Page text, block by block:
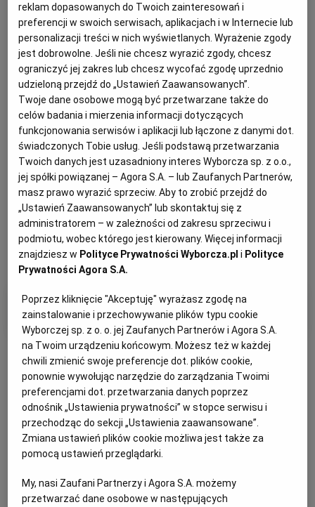
Oferty pracy w Olsztynie
Filtry i kategorie
Otrzymuj wiadomości z najnowszymi ogłoszeniami
spełniającymi wybrane przez Ciebie kryteria.
Ustaw alert
reklam dopasowanych do Twoich zainteresowań i
preferencji w swoich serwisach, aplikacjach i w Internecie lub
personalizacji treści w nich wyświetlanych. Wyrażenie zgody
jest dobrowolne. Jeśli nie chcesz wyrazić zgody, chcesz
ograniczyć jej zakres lub chcesz wycofać zgodę uprzednio
udzieloną przejdź do „Ustawień Zaawansowanych”.
Twoje dane osobowe mogą być przetwarzane także do
celów badania i mierzenia informacji dotyczących
funkcjonowania serwisów i aplikacji lub łączone z danymi dot.
świadczonych Tobie usług. Jeśli podstawą przetwarzania
Twoich danych jest uzasadniony interes Wyborcza sp. z o.o.,
jej spółki powiązanej – Agora S.A. – lub Zaufanych Partnerów,
masz prawo wyrazić sprzeciw. Aby to zrobić przejdź do
„Ustawień Zaawansowanych” lub skontaktuj się z
administratorem – w zależności od zakresu sprzeciwu i
podmiotu, wobec którego jest kierowany. Więcej informacji
znajdziesz w Polityce Prywatności Wyborcza.pl i Polityce
Prywatności Agora S.A.
Poprzez kliknięcie "Akceptuję" wyrażasz zgodę na
zainstalowanie i przechowywanie plików typu cookie
Wyborczej sp. z o. o. jej Zaufanych Partnerów i Agora S.A.
na Twoim urządzeniu końcowym. Możesz też w każdej
chwili zmienić swoje preferencje dot. plików cookie,
ponownie wywołując narzędzie do zarządzania Twoimi
preferencjami dot. przetwarzania danych poprzez
odnośnik „Ustawienia prywatności” w stopce serwisu i
przechodząc do sekcji „Ustawienia zaawansowane”.
Zmiana ustawień plików cookie możliwa jest także za
pomocą ustawień przeglądarki.
My, nasi Zaufani Partnerzy i Agora S.A. możemy
przetwarzać dane osobowe w następujących